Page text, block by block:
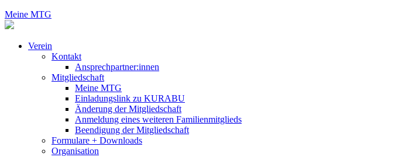
Meine MTG
Verein
Kontakt
Ansprechpartner:innen
Mitgliedschaft
Meine MTG
Einladungslink zu KURABU
Änderung der Mitgliedschaft
Anmeldung eines weiteren Familienmitglieds
Beendigung der Mitgliedschaft
Formulare + Downloads
Organisation